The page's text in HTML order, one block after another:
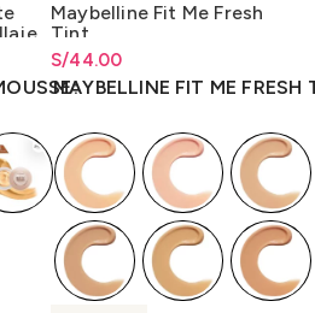
Maybelline Fit Me Fresh
Tint
S/44.00
Rango de precios: desde
S/44.00 hastaS/44.00
MAYBELLINE FIT ME FRESH